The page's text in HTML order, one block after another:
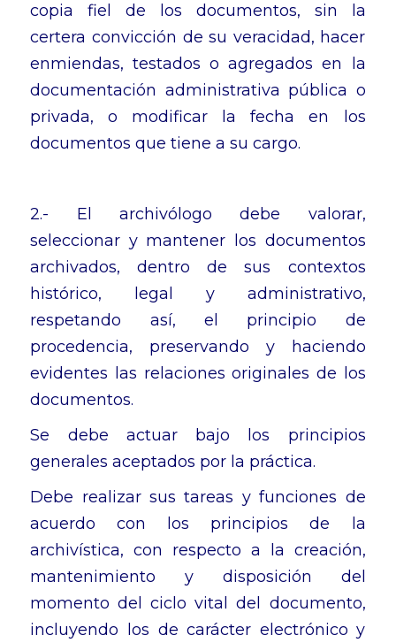
copia fiel de los documentos, sin la
certera convicción de su veracidad, hacer
enmiendas, testados o agregados en la
documentación administrativa pública o
privada, o modificar la fecha en los
documentos que tiene a su cargo.
2.- El archivólogo debe valorar,
seleccionar y mantener los documentos
archivados, dentro de sus contextos
histórico, legal y administrativo,
respetando así, el principio de
procedencia, preservando y haciendo
evidentes las relaciones originales de los
documentos.
Se debe actuar bajo los principios
generales aceptados por la práctica.
Debe realizar sus tareas y funciones de
acuerdo con los principios de la
archivística, con respecto a la creación,
mantenimiento y disposición del
momento del ciclo vital del documento,
incluyendo los de carácter electrónico y